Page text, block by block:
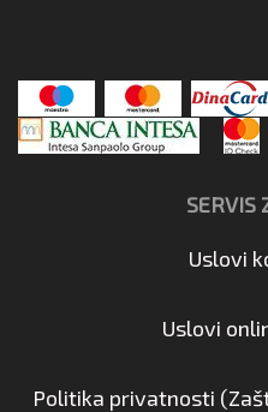
SERVIS
Uslovi
Uslovi
Politika privatnosti